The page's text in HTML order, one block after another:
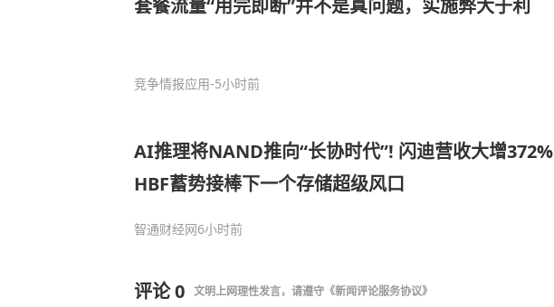
套餐流量“用完即断”并不是真问题，实施弊大于利
竞争情报应用-5小时前
AI推理将NAND推向“长协时代”! 闪迪营收大增372%
HBF蓄势接棒下一个存储超级风口
智通财经网6小时前
评论0 文明上网理性发言，请遵守 《新闻评论服务协议》